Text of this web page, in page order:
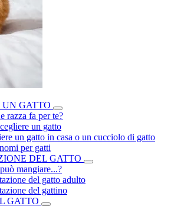
GATTO
razza fa per te?
un gatto
un gatto in casa o un cucciolo di gatto
per gatti
DEL GATTO
mangiare...?
del gatto adulto
del gattino
GATTO